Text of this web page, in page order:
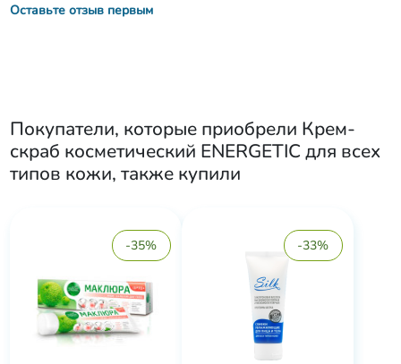
Оставьте отзыв первым
Покупатели, которые приобрели Крем-
скраб косметический ENERGETIC для всех
типов кожи, также купили
-35% -33%